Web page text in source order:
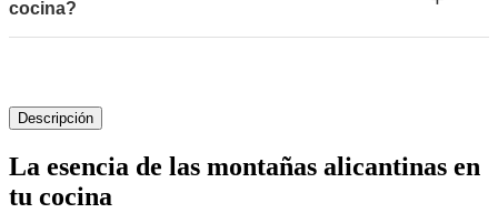
cocina?
Descripción
La esencia de las montañas alicantinas en
tu cocina